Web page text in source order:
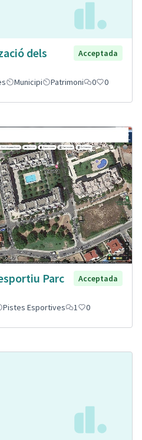
dels
Acceptada
Municipi Patrimoni 0 0
Parc
Acceptada
Pistes Esportives 1 0